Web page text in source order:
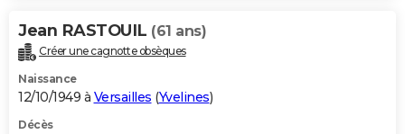
Jean RASTOUIL (61 ans)
Créer une cagnotte obsèques
Naissance
12/10/1949 à Versailles (Yvelines)
Décès